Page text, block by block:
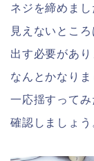
ネジを締めまし
見えないとこ
出す必要があり
なんとかなり
一応揺すって
確認しましょう